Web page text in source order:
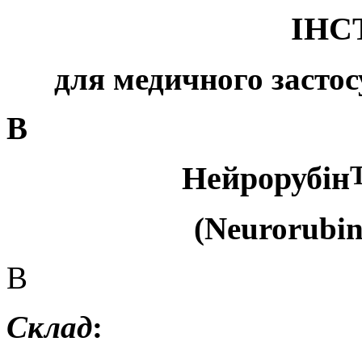
для медичного
В
Нейрорубін
(N
В
Склад: